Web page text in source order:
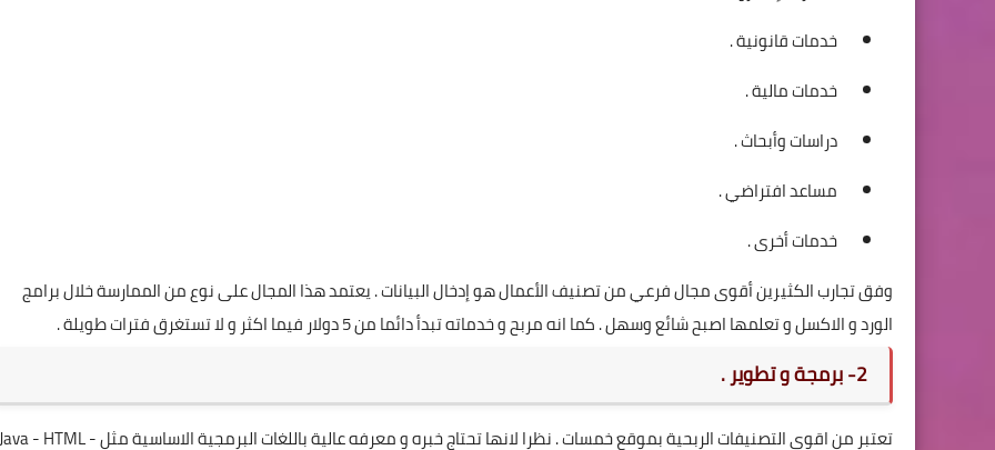
خدمات قانونية .
خدمات مالية .
دراسات وأبحاث .
مساعد افتراضي .
خدمات أخرى .
وفق تجارب الكثيرين أقوى مجال فرعي من تصنيف الأعمال هو إدخال البيانات . يعتمد هذا المجال على نوع من الممارسة خلال برامج
الورد و الاكسل و تعلمها اصبح شائع وسهل . كما انه مربح و خدماته تبدأ دائما من 5 دولار فيما اكثر و لا تستغرق فترات طويلة .
2- برمجة و تطوير .
تعتبر من اقوى التصنيفات الربحية بموقع خمسات . نظرا لانها تحتاج خبره و معرفه عالية باللغات البرمجية الاساسية مثل Java - HTML -